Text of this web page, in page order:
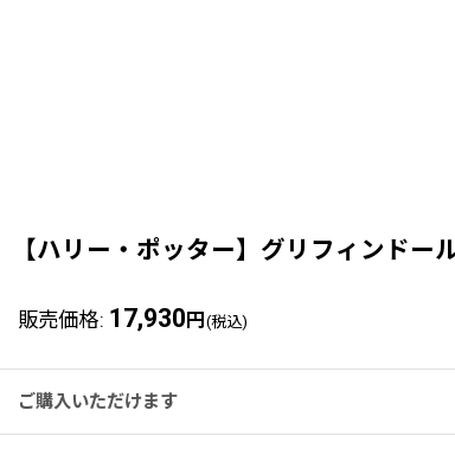
【ハリー・ポッター】グリフィンドー
販売価格: 17,930 円 (税込)
ご購入いただけます